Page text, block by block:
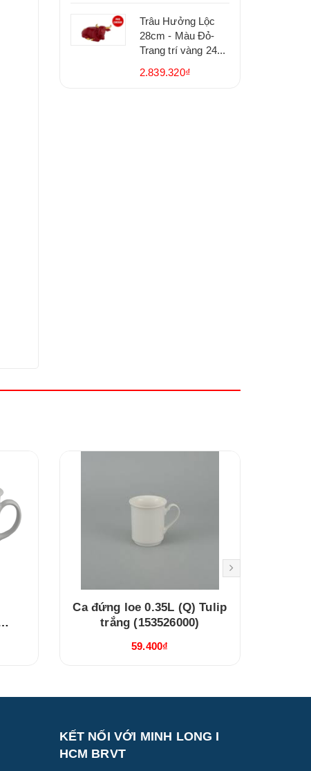
Trâu Hưởng Lộc
28cm - Màu Đỏ-
Trang trí vàng 24...
2.839.320₫
Ca đứng loe 0.35L (Q) Tulip
trắng (153526000)
59.400₫
KẾT NỐI VỚI MINH LONG I
HCM BRVT